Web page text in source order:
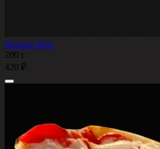
Кронер Best
200 г
420 ₽